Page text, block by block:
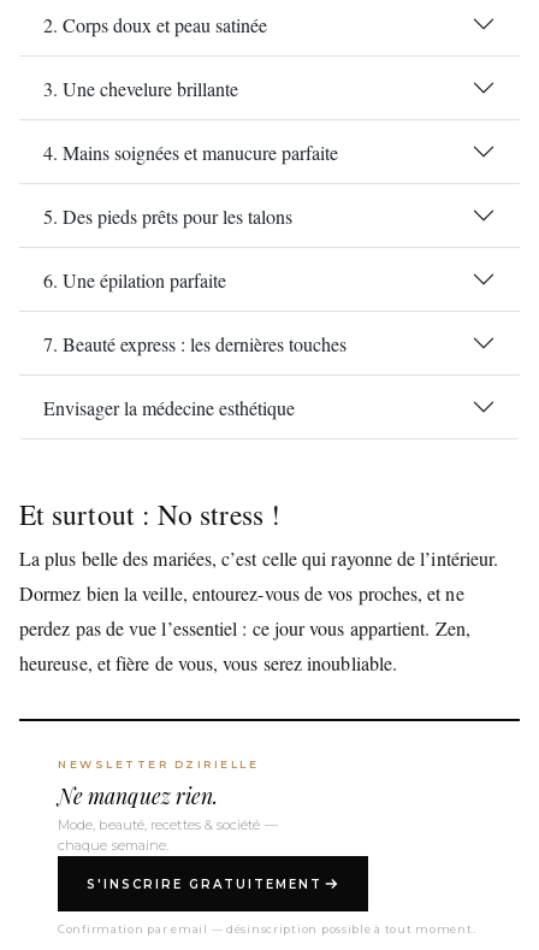
2. Corps doux et peau satinée
3. Une chevelure brillante
4. Mains soignées et manucure parfaite
5. Des pieds prêts pour les talons
6. Une épilation parfaite
7. Beauté express : les dernières touches
Envisager la médecine esthétique
Et surtout : No stress !
La plus belle des mariées, c’est celle qui rayonne de l’intérieur.
Dormez bien la veille, entourez-vous de vos proches, et ne
perdez pas de vue l’essentiel : ce jour vous appartient. Zen,
heureuse, et fière de vous, vous serez inoubliable.
NEWSLETTER DZIRIELLE
Ne manquez rien.
Mode, beauté, recettes & société —
chaque semaine.
S'INSCRIRE GRATUITEMENT
Confirmation par email — désinscription possible à tout moment.